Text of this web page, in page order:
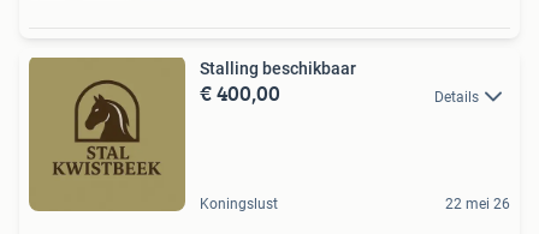
Stalling beschikbaar
€ 400,00 Details
Koningslust 22 mei 26